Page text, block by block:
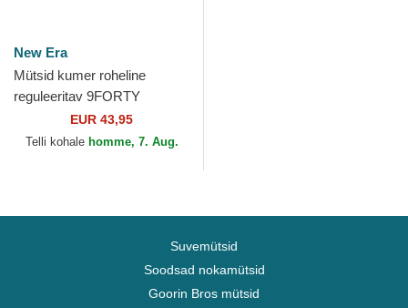
New Era
Mütsid kumer roheline
reguleeritav 9FORTY
REPREVE Wordmark Red
Bull Racing Formula 1 New
EUR 43,95
Telli kohale homme, 7. Aug.
Suvemütsid
Soodsad nokamütsid
Goorin Bros mütsid